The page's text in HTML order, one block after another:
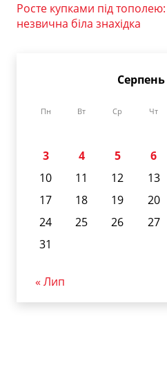
Росте купками під
незвична біла знахідка
Серпень
Пн Вт Ср Чт
3
4 5 6
10
11 12 13
17
18 19 20
24
25 26 27
31
« Лип